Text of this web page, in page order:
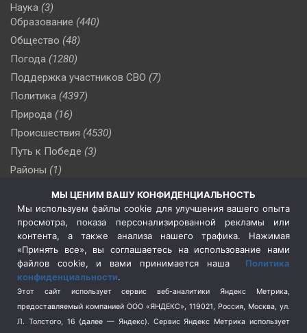
Наука (3)
Образование (440)
Общество (48)
Погода (1280)
Поддержка участников СВО (7)
Политика (4397)
Природа (16)
Происшествия (4530)
Путь к Победе (3)
Районы (1)
(510)
Сельское хозяйство (3)
Социальная политика
(3)
Спецоперация в Украине
Спецоперация на Украине
(404)
Спорт (740)
Терроризм (1)
МЫ ЦЕНИМ ВАШУ КОНФИДЕНЦИАЛЬНОСТЬ
Мы используем файлы cookie для улучшения вашего опыта
просмотра, показа персонализированной рекламы или
контента, а также анализа нашего трафика. Нажимая
«Принять все», вы соглашаетесь на использование нами
файлов cookie, и вами принимается наша Политика
конфиденциальности.
Этот сайт использует сервис веб-аналитики Яндекс Метрика,
предоставляемый компанией ООО «ЯНДЕКС», 119021, Россия, Москва, ул.
Л. Толстого, 16 (далее — Яндекс). Сервис Яндекс Метрика использует